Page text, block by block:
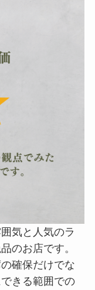
気と人気のラ
のお店です。
確保だけでな
きる範囲での